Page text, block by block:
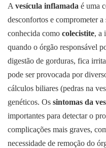
Avesícula inflamada é uma
desconfortos e comprometer
conhecida como colecistite, a
quando o órgão responsável
digestão de gorduras, fica
pode ser provocada por
cálculos biliares (pedras na
genéticos. Os sintomas da
importantes para detectar o
complicações mais graves,
necessidade de remoção do